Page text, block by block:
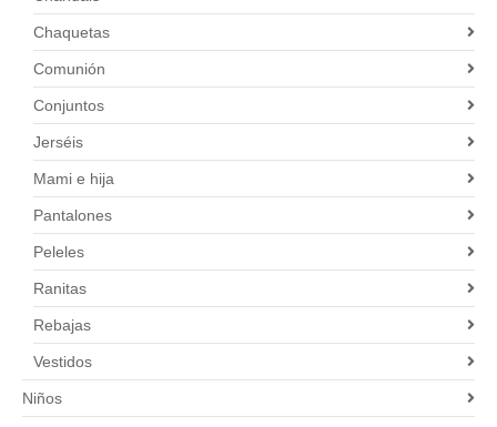
Chaquetas
Comunión
Conjuntos
Jerséis
Mami e hija
Pantalones
Peleles
Ranitas
Rebajas
Vestidos
Niños